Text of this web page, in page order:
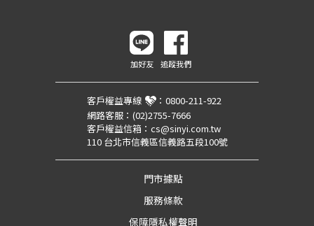
加好友 追蹤我們
客戶權益專線 ： 0800-211-922
網路客服： (02)2755-7666
客戶權益信箱： cs@sinyi.com.tw
110 台北市信義區信義路五段100號
門市據點
服務條款
保障隱私權聲明